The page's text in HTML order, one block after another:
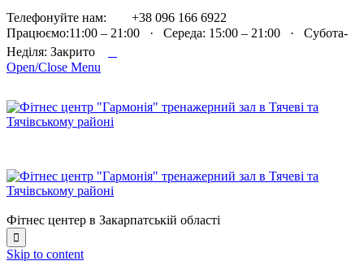
Телефонуйте нам:
+38 096 166 6922
Працюємо:11:00 – 21:00 · Середа: 15:00 – 21:00 · Субота-
Неділя: Закрито
Open/Close Menu
Фітнес центер в Закарпатській області

Skip to content